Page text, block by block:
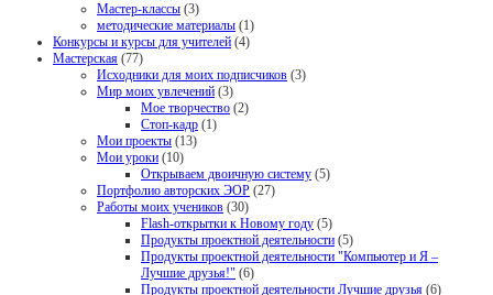
Мастер-классы (3)
методические материалы (1)
Конкурсы и курсы для учителей (4)
Мастерская (77)
Исходники для моих подписчиков (3)
Мир моих увлечений (3)
Мое творчество (2)
Стоп-кадр (1)
Мои проекты (13)
Мои уроки (10)
Открываем двоичную систему (5)
Портфолио авторских ЭОР (27)
Работы моих учеников (30)
Flash-открытки к Новому году (5)
Продукты проектной деятельности (5)
Продукты проектной деятельности "Компьютер и Я –
Лучшие друзья!" (6)
Продукты проектной деятельности Лучшие друзья (6)